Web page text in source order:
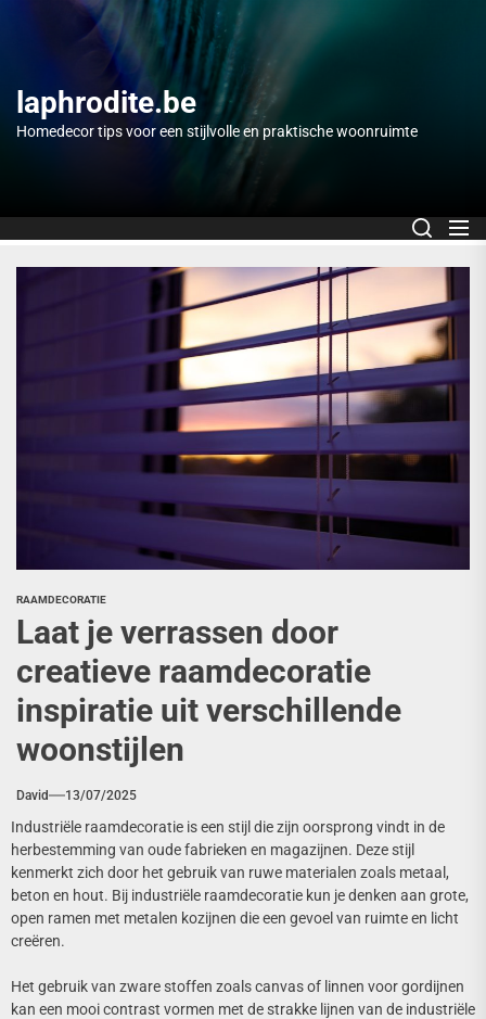
content
laphrodite.be
Homedecor tips voor een stijlvolle en praktische woonruimte
RAAMDECORATIE
Laat je verrassen door
creatieve raamdecoratie
inspiratie uit verschillende
woonstijlen
David 13/07/2025
Industriële raamdecoratie is een stijl die zijn oorsprong vindt in de
herbestemming van oude fabrieken en magazijnen. Deze stijl
kenmerkt zich door het gebruik van ruwe materialen zoals metaal,
beton en hout. Bij industriële raamdecoratie kun je denken aan grote,
open ramen met metalen kozijnen die een gevoel van ruimte en licht
creëren.
Het gebruik van zware stoffen zoals canvas of linnen voor gordijnen
kan een mooi contrast vormen met de strakke lijnen van de industriële